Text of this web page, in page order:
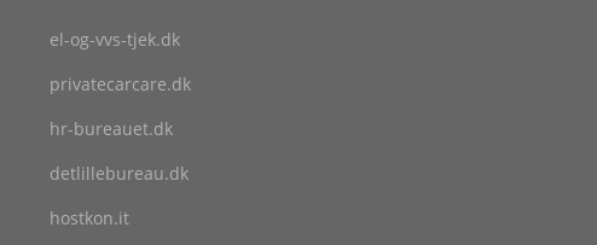
el-og-vvs-tjek.dk
privatecarcare.dk
hr-bureauet.dk
detlillebureau.dk
hostkon.it